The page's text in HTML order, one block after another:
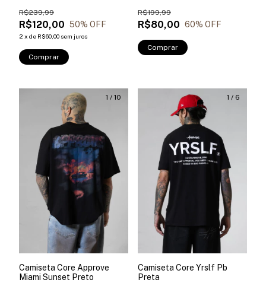
R$120,00
R$239,99
50% OFF
2 x de R$60,00 sem juros
Comprar
R$80,00
R$199,99
60% OFF
Comprar
1 / 10
Camiseta Core Approve
Miami Sunset Preto
1 / 6
Camiseta Core Yrslf Pb
Preta